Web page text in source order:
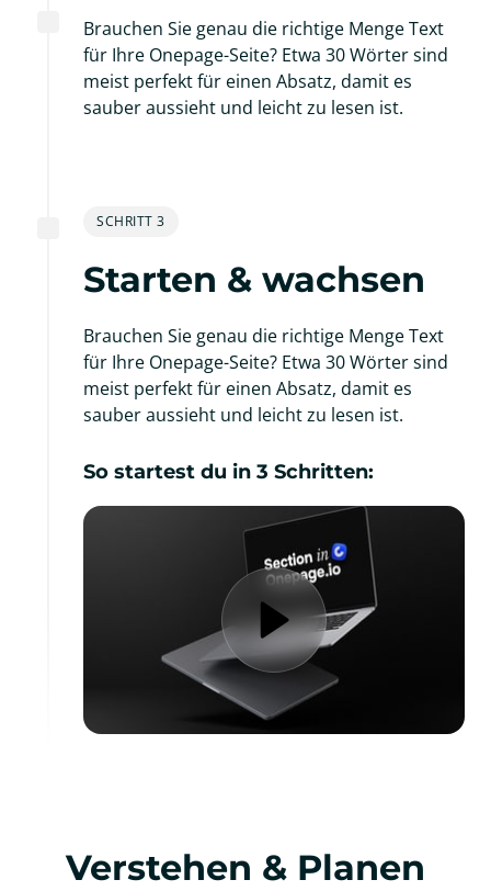
Brauchen Sie genau die richtige Menge Text
für Ihre Onepage-Seite? Etwa 30 Wörter sind
meist perfekt für einen Absatz, damit es
sauber aussieht und leicht zu lesen ist.
SCHRITT 3
Starten & wachsen
Brauchen Sie genau die richtige Menge Text
für Ihre Onepage-Seite? Etwa 30 Wörter sind
meist perfekt für einen Absatz, damit es
sauber aussieht und leicht zu lesen ist.
So startest du in 3 Schritten:
Verstehen & Planen